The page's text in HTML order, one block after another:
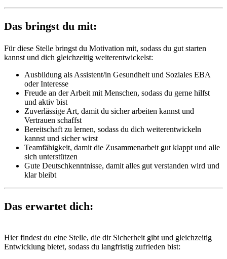
Das bringst du mit:
Für diese Stelle bringst du Motivation mit, sodass du gut starten
kannst und dich gleichzeitig weiterentwickelst:
Ausbildung als Assistent/in Gesundheit und Soziales EBA
oder Interesse
Freude an der Arbeit mit Menschen, sodass du gerne hilfst
und aktiv bist
Zuverlässige Art, damit du sicher arbeiten kannst und
Vertrauen schaffst
Bereitschaft zu lernen, sodass du dich weiterentwickeln
kannst und sicher wirst
Teamfähigkeit, damit die Zusammenarbeit gut klappt und alle
sich unterstützen
Gute Deutschkenntnisse, damit alles gut verstanden wird und
klar bleibt
Das erwartet dich:
Hier findest du eine Stelle, die dir Sicherheit gibt und gleichzeitig
Entwicklung bietet, sodass du langfristig zufrieden bist: